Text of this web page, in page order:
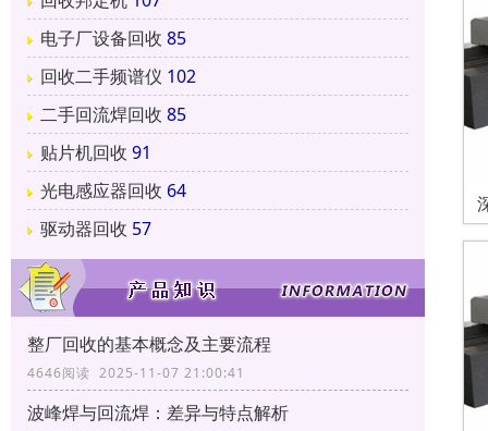
电子厂设备回收 85
回收二手频谱仪 102
二手回流焊回收 85
贴片机回收 91
光电感应器回收 64
驱动器回收 57
整厂回收的基本概念及主要流程
4646阅读 2025-11-07 21:00:41
波峰焊与回流焊：差异与特点解析